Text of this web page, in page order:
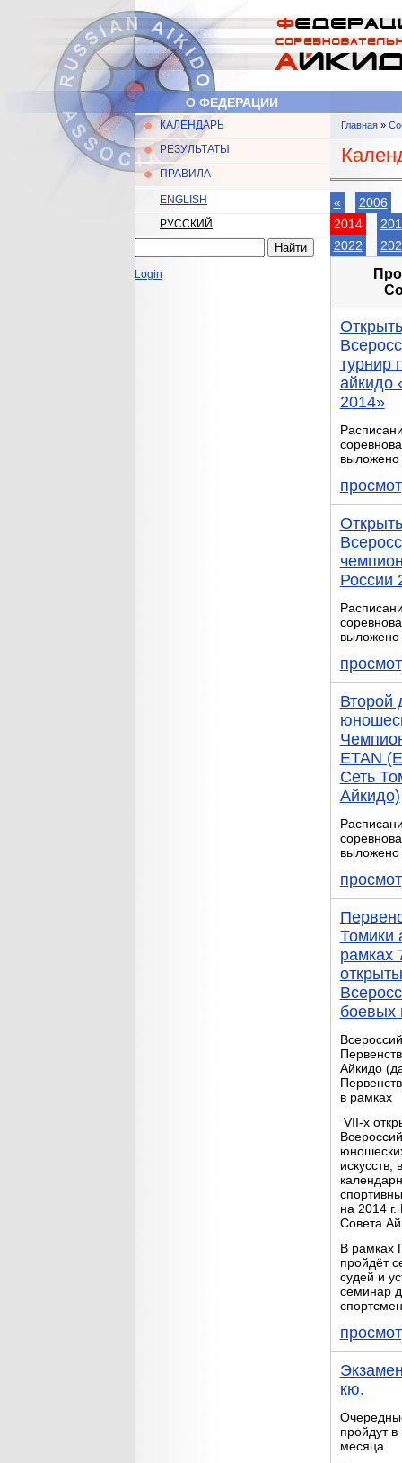
Главное меню
О ФЕДЕРАЦИИ
КАЛЕНДАРЬ
РЕЗУЛЬТАТЫ
ПРАВИЛА
ENGLISH
РУССКИЙ
Форма поиска
Login
ВыГлавная»
«
2006
2014
2022
турнир
айкидо
2014»
выложено
России
выложено
Второй
ETAN
Сеть
Айкидо)
выложено
Томики
рамках
боевых
Айкидо
в рамках
VII-х
искусств,
на 2014
Совета
В рамках
пройдёт
судей и
семинар
кю.
пройдут
месяца.